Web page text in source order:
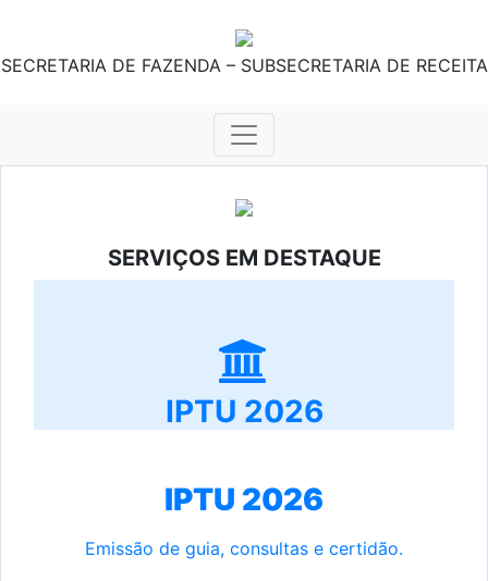
SECRETARIA DE FAZENDA – SUBSECRETARIA DE RECEITA
SERVIÇOS EM DESTAQUE
IPTU 2026
IPTU 2026
Emissão de guia, consultas e certidão.